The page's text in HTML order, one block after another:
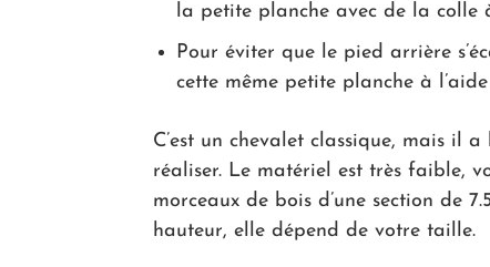
la petite planche avec de la colle
Pour éviter que le pied arrière
cette même petite planche à l’aide
C’est un chevalet classique, mais il
réaliser. Le matériel est très faible,
morceaux de bois d’une section de
hauteur, elle dépend de votre taille.